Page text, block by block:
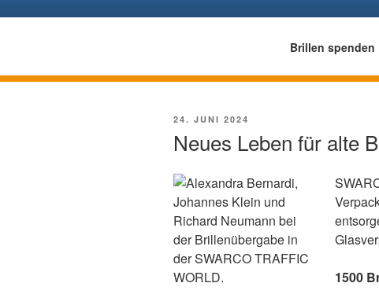
BRILLENWELTWEIT:
Eine Aktion unter der Trägerschaft des DeutschenBrillen spenden
VERÖFFENTLICHT
24. JUNI 2024
Neues Leben für alte
1500